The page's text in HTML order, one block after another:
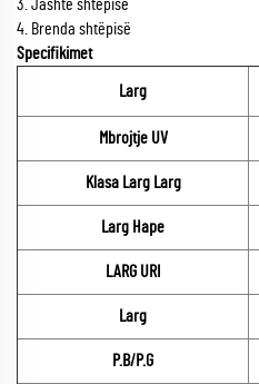
3. Jashtë shtëpisë
4. Brenda shtëpisë
Specifikimet
Larg
Mbrojtje UV
Klasa Larg Larg
Larg Hape
LARG URI
Larg
P.B/P.G